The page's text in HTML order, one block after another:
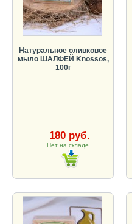
Натуральное оливковое
мыло ШАЛФЕЙ Knossos,
100г
180 руб.
Нет на складе